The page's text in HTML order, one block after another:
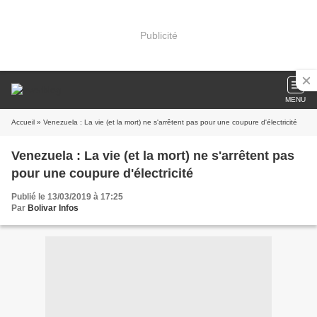
Publicité
MENU
Accueil » Venezuela : La vie (et la mort) ne s'arrêtent pas pour une coupure d'électricité
Venezuela : La vie (et la mort) ne s'arrêtent pas
pour une coupure d'électricité
Publié le 13/03/2019 à 17:25
Par Bolivar Infos